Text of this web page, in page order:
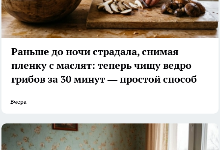
Раньше до ночи страдала, снимая
пленку с маслят: теперь чищу ведро
грибов за 30 минут — простой способ
Вчера